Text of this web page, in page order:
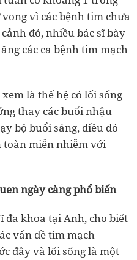
vì các bệnh tim chưa
đó, nhiều bác sĩ bày
các ca bệnh tim mạch
là thế hệ có lối sống
thay các buổi nhậu
bộ buổi sáng, điều đó
toàn miễn nhiễm với
ngày càng phổ biến
đa khoa tại Anh, cho biết
vấn đề tim mạch
đây và lối sống là một